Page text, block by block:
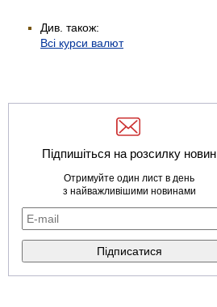
Див. також:
Всі курси валют
Підпишіться на розсилку новин
Отримуйте один лист в день
з найважливішими новинами